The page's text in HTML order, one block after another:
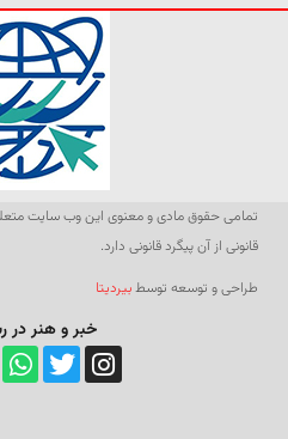
تمامی حقوق مادی و معنوی این وب سایت
قانونی از آن پیگرد قانونی دارد.
طراحی و توسعه توسطبیردیتا
خبر و هنر در